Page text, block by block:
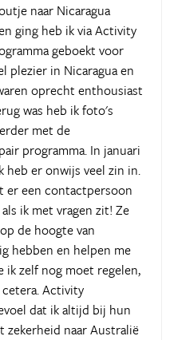
naar Nicaragua
ging heb ik via Activity
geboekt voor
plezier in Nicaragua en
oprecht enthousiast
was heb ik foto's
met de
programma. In januari
heb er onwijs veel zin in.
er een contactpersoon
ik met vragen zit! Ze
de hoogte van
hebben en helpen me
ik zelf nog moet regelen,
Activity
dat ik altijd bij hun
naar Australië